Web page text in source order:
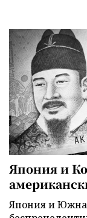
Япония и
Япония и